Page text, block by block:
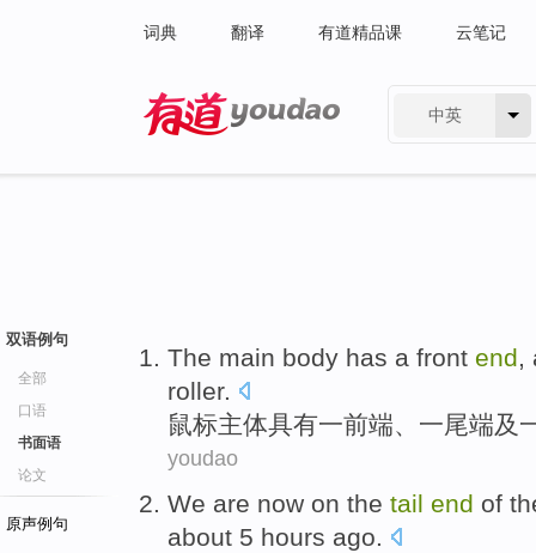
词典 翻译 有道精品课 云笔记
中英
双语例句
全部
口语
书面语
论文
原声例句
The main body has a front end,
roller.
鼠标主体具有一前端、一尾端及
youdao
We are now on the tail end of
about 5 hours ago.